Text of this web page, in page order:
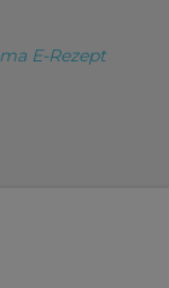
E-Rezept